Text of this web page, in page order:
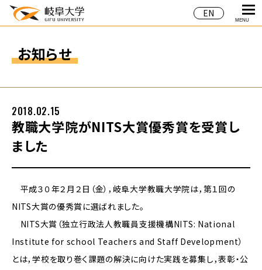
EN
MENU
お知らせ
教職大学院がNITS大賞優秀賞を受賞し
ました
2018.02.15
平成３０年２月２日（金），岐阜大学教職大学院は，第１回の
NITS大賞の優秀賞に選ばれました。
NITS大賞（独立行政法人教職員支援機構NITS: National
Institute for school Teachers and Staff Development）
とは，学校を取り巻く課題の解決に向けた実践を募集し，表彰・公